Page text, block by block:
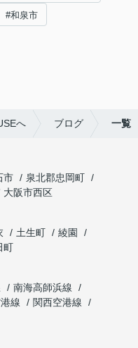
#和泉市
へ ブログ 一覧
市
泉北郡忠岡町
大阪市西区
土生町
綾園
町
南海高師浜線
線
関西空港線